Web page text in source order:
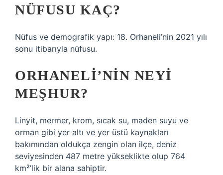
NÜFUSU KAÇ?
Nüfus ve demografik yapı: 18. Orhaneli’nin 2021 yılı
sonu itibarıyla nüfusu.
ORHANELI’NIN NEYI
MEŞHUR?
Linyit, mermer, krom, sıcak su, maden suyu ve
orman gibi yer altı ve yer üstü kaynakları
bakımından oldukça zengin olan ilçe, deniz
seviyesinden 487 metre yükseklikte olup 764
km²’lik bir alana sahiptir.